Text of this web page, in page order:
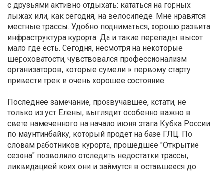
с друзьями активно отдыхать: кататься на горных
лыжах или, как сегодня, на велосипеде. Мне нравятся
местные трассы. Удобно подниматься, хорошо развита
инфраструктура курорта. Да и такие перепады высот
мало где есть. Сегодня, несмотря на некоторые
шероховатости, чувствовался профессионализм
организаторов, которые сумели к первому старту
привести трек в очень хорошее состояние.
Последнее замечание, прозвучавшее, кстати, не
только из уст Елены, выглядит особенно важно в
свете намеченного на начало июня этапа Кубка России
по маунтинбайку, который продет на базе ГЛЦ. По
словам работников курорта, прошедшее "Открытие
сезона" позволило отследить недостатки трассы,
ликвидацией коих они и займутся в оставшееся до